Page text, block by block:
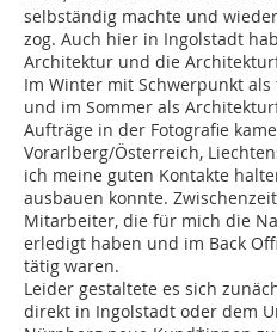
selbständig machte und
zog. Auch hier in Ingolstadt
Architektur und die
Im Winter mit Schwerpunkt
und im Sommer als
Aufträge in der Fotografie
Vorarl­berg/Österreich,
ich meine guten Kontakte
ausbauen konnte.
Mitarbeiter, die für mich die
erledigt haben und im Back
tätig waren.
Leider gestaltete es sich
direkt in Ingolstadt oder dem